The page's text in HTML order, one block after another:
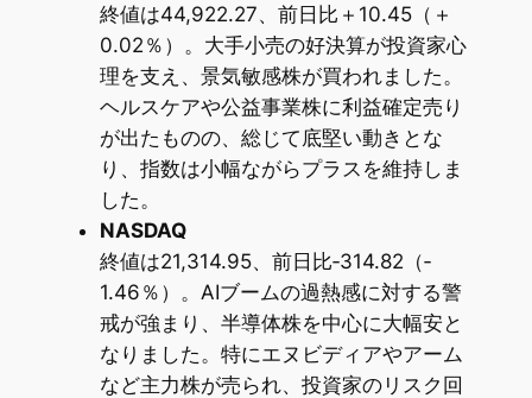
終値は44,922.27、前日比＋10.45（＋
0.02％）。大手小売の好決算が投資家心
理を支え、景気敏感株が買われました。
ヘルスケアや公益事業株に利益確定売り
が出たものの、総じて底堅い動きとな
り、指数は小幅ながらプラスを維持しま
した。
NASDAQ
終値は21,314.95、前日比‐314.82（‐
1.46％）。AIブームの過熱感に対する警
戒が強まり、半導体株を中心に大幅安と
なりました。特にエヌビディアやアーム
など主力株が売られ、投資家のリスク回